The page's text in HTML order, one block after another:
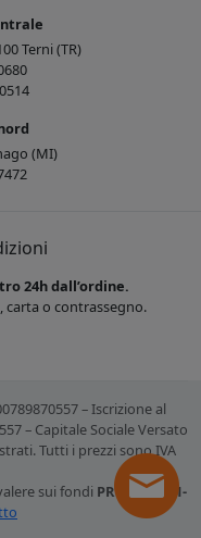
Terni (TR)
(MI)
24h dall’ordine.
o contrassegno.
– Iscrizione al
– Capitale Sociale Versato
Tutti i prezzi sono IVA
sui fondi PR FESR 2021-